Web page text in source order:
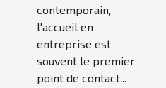
contemporain,
l'accueil en
entreprise est
souvent le premier
point de contact...